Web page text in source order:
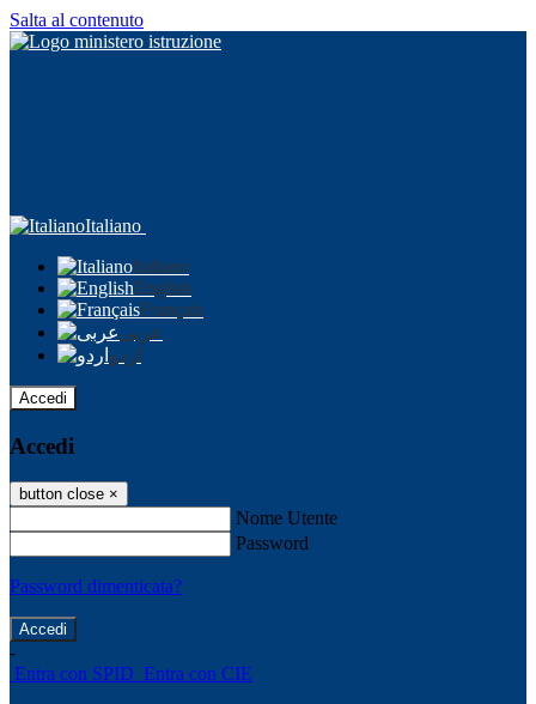
Salta al contenuto
Italiano
Italiano
English
Français
عربى
اردو
Accedi
Accedi
button close ×
Nome Utente
Password
Password dimenticata?
-
Entra con SPID Entra con CIE